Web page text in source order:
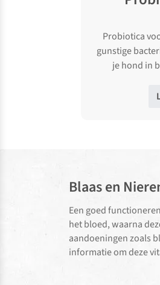
Probiotica
gunstige
je hond in
hond
Blaas en
Een goed
het bloed, waarna
aandoeningen zoals
informatie om deze